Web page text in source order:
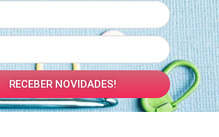
RECEBER NOVIDADES!